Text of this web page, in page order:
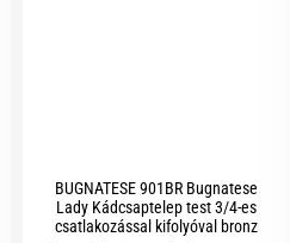
BUGNATESE 901BR Bugnatese
Lady Kádcsaptelep test 3/4-es
csatlakozással kifolyóval bronz